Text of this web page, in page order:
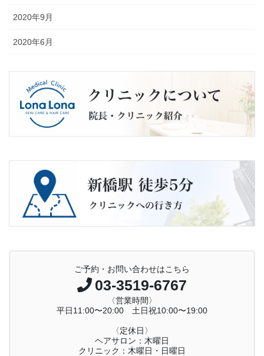
2020年9月
2020年6月
ご予約・お問い合わせはこちら
03-3519-6767
〈営業時間〉
平日11:00〜20:00 土日祝10:00〜19:00
〈定休日〉
ヘアサロン：木曜日
クリニック：木曜日・日曜日